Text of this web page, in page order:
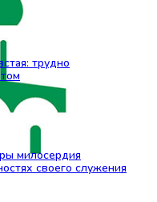
трудно
милосердия
своего служения